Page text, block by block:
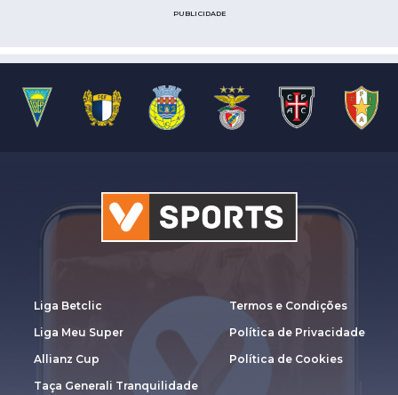
PUBLICIDADE
Liga Betclic
Liga Meu Super
Allianz Cup
Taça Generali Tranquilidade
Termos e Condições
Política de Privacidade
Política de Cookies